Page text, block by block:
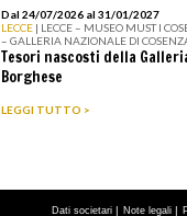
Dal 24/07/2026 al 31/01/2027
LECCE | LECCE – MUSEO MUST I
– GALLERIA NAZIONALE DI
Tesori nascosti della
Borghese
LEGGI TUTTO >
Dati societari | Note legali |